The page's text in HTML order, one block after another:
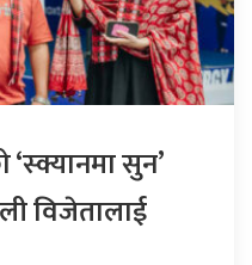
‘स्क्यानमा सुन’
विजेतालाई